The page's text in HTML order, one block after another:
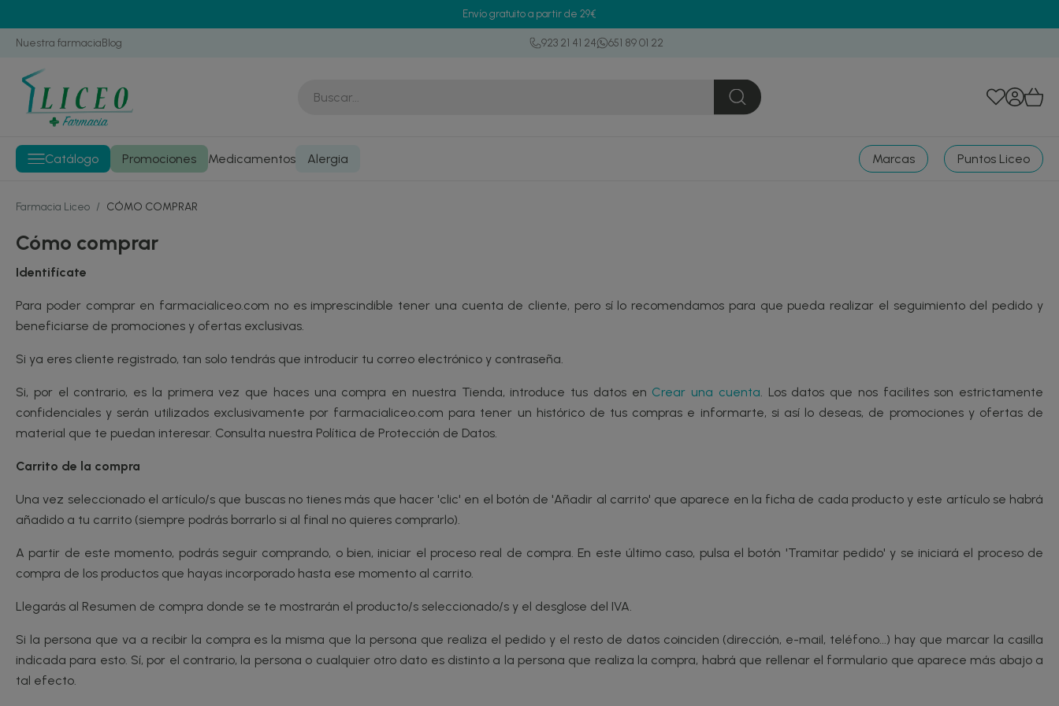
Envío gratuito a partir de 29€
Nuestra farmaciaBlog 923 21 41 24 651 89 01 22
Catálogo Promociones Medicamentos Alergia Marcas Puntos Liceo
Farmacia Liceo / CÓMO COMPRAR
Cómo comprar
Identifícate
Para poder comprar en farmacialiceo.com no es imprescindible tener una cuenta de cliente, pero sí lo recomendamos para que pueda realizar el seguimiento del pedido y
beneficiarse de promociones y ofertas exclusivas.
Si ya eres cliente registrado, tan solo tendrás que introducir tu correo electrónico y contraseña.
Si, por el contrario, es la primera vez que haces una compra en nuestra Tienda, introduce tus datos en Crear una cuenta. Los datos que nos facilites son estrictamente
confidenciales y serán utilizados exclusivamente por farmacialiceo.com para tener un histórico de tus compras e informarte, si así lo deseas, de promociones y ofertas de
material que te puedan interesar. Consulta nuestra Política de Protección de Datos.
Carrito de la compra
Una vez seleccionado el artículo/s que buscas no tienes más que hacer 'clic' en el botón de 'Añadir al carrito' que aparece en la ficha de cada producto y este artículo se habrá
añadido a tu carrito (siempre podrás borrarlo si al final no quieres comprarlo).
A partir de este momento, podrás seguir comprando, o bien, iniciar el proceso real de compra. En este último caso, pulsa el botón 'Tramitar pedido' y se iniciará el proceso de
compra de los productos que hayas incorporado hasta ese momento al carrito.
Llegarás al Resumen de compra donde se te mostrarán el producto/s seleccionado/s y el desglose del IVA.
Si la persona que va a recibir la compra es la misma que la persona que realiza el pedido y el resto de datos coinciden (dirección, e-mail, teléfono...) hay que marcar la casilla
indicada para esto. Sí, por el contrario, la persona o cualquier otro dato es distinto a la persona que realiza la compra, habrá que rellenar el formulario que aparece más abajo a
tal efecto.